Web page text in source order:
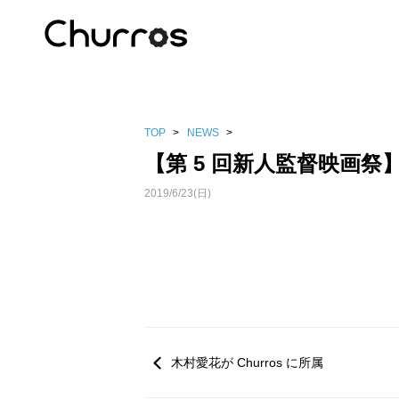
TOP > NEWS >
【第 5 回新人監督映画
2019/6/23(日)
木村愛花が Churros に所属